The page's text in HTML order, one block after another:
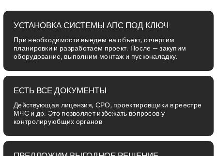
УСТАНОВКА СИСТЕМЫ АПС ПОД КЛЮЧ
При необходимости выедем на объект, отчертим
планировки и разработаем проект. После — закупим
оборудование, выполним монтаж и пусконаладку.
ЕСТЬ ВСЕ ДОКУМЕНТЫ
Действующая лицензия, СРО, проектировщики в реестре
МЧС и др. Это позволяет избежать вопросов у
контролируюбщих органов